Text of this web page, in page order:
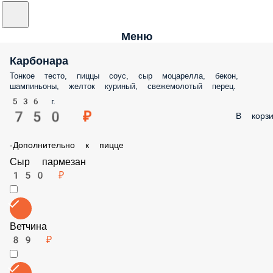
Меню
Карбонара
Тонкое тесто, пиццы соус, сыр моцарелла, бекон, шампиньоны,
желток куриный, свежемолотый перец.
536 г.
750 ₽ В
-Дополнительно к пицце
Сыр пармезан
150 ₽
89 ₽